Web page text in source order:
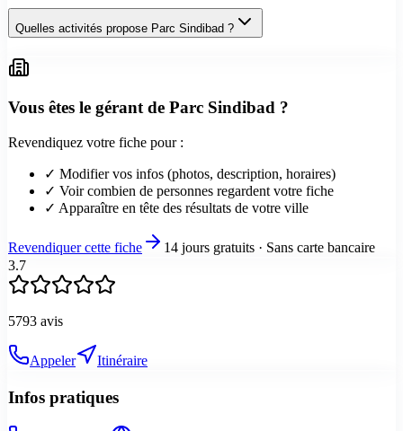
Quelles activités propose Parc Sindibad ?
Vous êtes le gérant de Parc Sindibad ?
Revendiquez votre fiche pour :
✓ Modifier vos infos (photos, description, horaires)
✓ Voir combien de personnes regardent votre fiche
✓ Apparaître en tête des résultats de votre ville
Revendiquer cette fiche
14 jours gratuits · Sans carte bancaire
3.7
5793 avis
Appeler Itinéraire
Infos pratiques